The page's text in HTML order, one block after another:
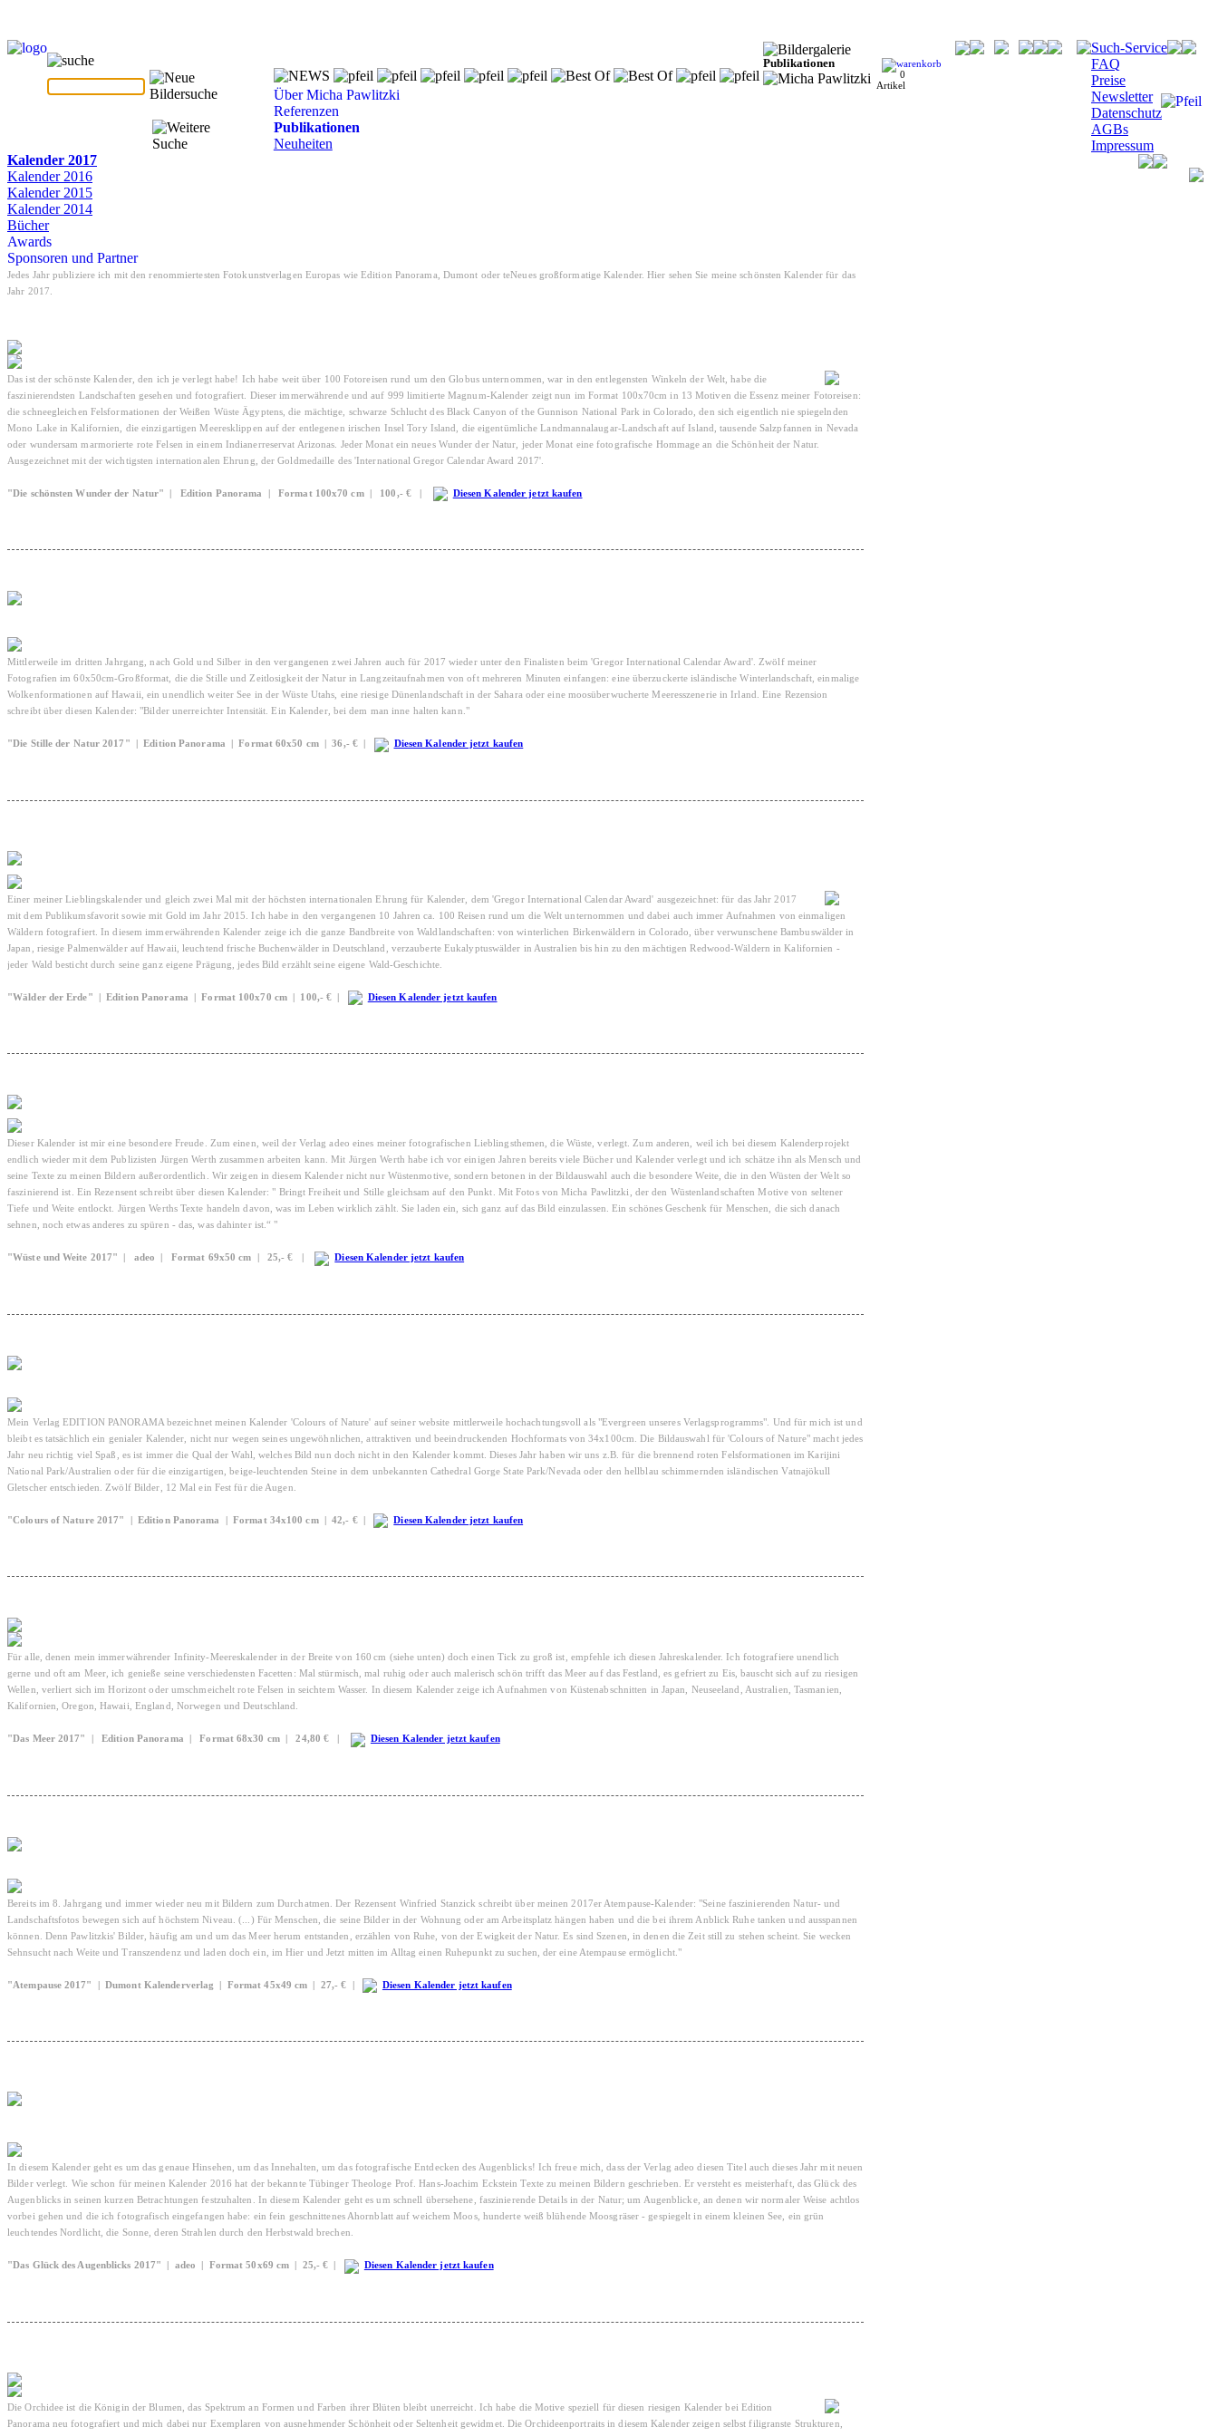
Such-Service
FAQ
Preise
Newsletter
Datenschutz
AGBs
Impressum
0
Artikel
Publikationen
Über Micha Pawlitzki
Referenzen
Publikationen
Neuheiten
Kalender 2017
Kalender 2016
Kalender 2015
Kalender 2014
Bücher
Awards
Sponsoren und Partner
Jedes Jahr publiziere ich mit den renommiertesten Fotokunstverlagen Europas wie Edition Panorama, Dumont oder teNeues großformatige Kalender. Hier sehen Sie meine schönsten Kalender für das
Jahr 2017.
Das ist der schönste Kalender, den ich je verlegt habe! Ich habe weit über 100 Fotoreisen rund um den Globus unternommen, war in den entlegensten Winkeln der Welt, habe die
faszinierendsten Landschaften gesehen und fotografiert. Dieser immerwährende und auf 999 limitierte Magnum-Kalender zeigt nun im Format 100x70cm in 13 Motiven die Essenz meiner Fotoreisen:
die schneegleichen Felsformationen der Weißen Wüste Ägyptens, die mächtige, schwarze Schlucht des Black Canyon of the Gunnison National Park in Colorado, den sich eigentlich nie spiegelnden
Mono Lake in Kalifornien, die einzigartigen Meeresklippen auf der entlegenen irischen Insel Tory Island, die eigentümliche Landmannalaugar-Landschaft auf Island, tausende Salzpfannen in Nevada
oder wundersam marmorierte rote Felsen in einem Indianerreservat Arizonas. Jeder Monat ein neues Wunder der Natur, jeder Monat eine fotografische Hommage an die Schönheit der Natur.
Ausgezeichnet mit der wichtigsten internationalen Ehrung, der Goldmedaille des 'International Gregor Calendar Award 2017'.
"Die schönsten Wunder der Natur" | Edition Panorama | Format 100x70 cm | 100,- € | Diesen Kalender jetzt kaufen
Mittlerweile im dritten Jahrgang, nach Gold und Silber in den vergangenen zwei Jahren auch für 2017 wieder unter den Finalisten beim 'Gregor International Calendar Award'. Zwölf meiner
Fotografien im 60x50cm-Großformat, die die Stille und Zeitlosigkeit der Natur in Langzeitaufnahmen von oft mehreren Minuten einfangen: eine überzuckerte isländische Winterlandschaft, einmalige
Wolkenformationen auf Hawaii, ein unendlich weiter See in der Wüste Utahs, eine riesige Dünenlandschaft in der Sahara oder eine moosüberwucherte Meeresszenerie in Irland. Eine Rezension
schreibt über diesen Kalender: "Bilder unerreichter Intensität. Ein Kalender, bei dem man inne halten kann."
"Die Stille der Natur 2017" | Edition Panorama | Format 60x50 cm | 36,- € | Diesen Kalender jetzt kaufen
Einer meiner Lieblingskalender und gleich zwei Mal mit der höchsten internationalen Ehrung für Kalender, dem 'Gregor International Calendar Award' ausgezeichnet: für das Jahr 2017
mit dem Publikumsfavorit sowie mit Gold im Jahr 2015. Ich habe in den vergangenen 10 Jahren ca. 100 Reisen rund um die Welt unternommen und dabei auch immer Aufnahmen von einmaligen
Wäldern fotografiert. In diesem immerwährenden Kalender zeige ich die ganze Bandbreite von Waldlandschaften: von winterlichen Birkenwäldern in Colorado, über verwunschene Bambuswälder in
Japan, riesige Palmenwälder auf Hawaii, leuchtend frische Buchenwälder in Deutschland, verzauberte Eukalyptuswälder in Australien bis hin zu den mächtigen Redwood-Wäldern in Kalifornien -
jeder Wald besticht durch seine ganz eigene Prägung, jedes Bild erzählt seine eigene Wald-Geschichte.
"Wälder der Erde" | Edition Panorama | Format 100x70 cm | 100,- € | Diesen Kalender jetzt kaufen
Dieser Kalender ist mir eine besondere Freude. Zum einen, weil der Verlag adeo eines meiner fotografischen Lieblingsthemen, die Wüste, verlegt. Zum anderen, weil ich bei diesem Kalenderprojekt
endlich wieder mit dem Publizisten Jürgen Werth zusammen arbeiten kann. Mit Jürgen Werth habe ich vor einigen Jahren bereits viele Bücher und Kalender verlegt und ich schätze ihn als Mensch und
seine Texte zu meinen Bildern außerordentlich. Wir zeigen in diesem Kalender nicht nur Wüstenmotive, sondern betonen in der Bildauswahl auch die besondere Weite, die in den Wüsten der Welt so
faszinierend ist. Ein Rezensent schreibt über diesen Kalender: " Bringt Freiheit und Stille gleichsam auf den Punkt. Mit Fotos von Micha Pawlitzki, der den Wüstenlandschaften Motive von seltener
Tiefe und Weite entlockt. Jürgen Werths Texte handeln davon, was im Leben wirklich zählt. Sie laden ein, sich ganz auf das Bild einzulassen. Ein schönes Geschenk für Menschen, die sich danach
sehnen, noch etwas anderes zu spüren - das, was dahinter ist.“ "
"Wüste und Weite 2017" | adeo | Format 69x50 cm | 25,- € | Diesen Kalender jetzt kaufen
Mein Verlag EDITION PANORAMA bezeichnet meinen Kalender 'Colours of Nature' auf seiner website mittlerweile hochachtungsvoll als "Evergreen unseres Verlagsprogramms". Und für mich ist und
bleibt es tatsächlich ein genialer Kalender, nicht nur wegen seines ungewöhnlichen, attraktiven und beeindruckenden Hochformats von 34x100cm. Die Bildauswahl für 'Colours of Nature" macht jedes
Jahr neu richtig viel Spaß, es ist immer die Qual der Wahl, welches Bild nun doch nicht in den Kalender kommt. Dieses Jahr haben wir uns z.B. für die brennend roten Felsformationen im Karijini
National Park/Australien oder für die einzigartigen, beige-leuchtenden Steine in dem unbekannten Cathedral Gorge State Park/Nevada oder den hellblau schimmernden isländischen Vatnajökull
Gletscher entschieden. Zwölf Bilder, 12 Mal ein Fest für die Augen.
"Colours of Nature 2017" | Edition Panorama | Format 34x100 cm | 42,- € | Diesen Kalender jetzt kaufen
Für alle, denen mein immerwährender Infinity-Meereskalender in der Breite von 160 cm (siehe unten) doch einen Tick zu groß ist, empfehle ich diesen Jahreskalender. Ich fotografiere unendlich
gerne und oft am Meer, ich genieße seine verschiedensten Facetten: Mal stürmisch, mal ruhig oder auch malerisch schön trifft das Meer auf das Festland, es gefriert zu Eis, bauscht sich auf zu riesigen
Wellen, verliert sich im Horizont oder umschmeichelt rote Felsen in seichtem Wasser. In diesem Kalender zeige ich Aufnahmen von Küstenabschnitten in Japan, Neuseeland, Australien, Tasmanien,
Kalifornien, Oregon, Hawaii, England, Norwegen und Deutschland.
"Das Meer 2017" | Edition Panorama | Format 68x30 cm | 24,80 € | Diesen Kalender jetzt kaufen
Bereits im 8. Jahrgang und immer wieder neu mit Bildern zum Durchatmen. Der Rezensent Winfried Stanzick schreibt über meinen 2017er Atempause-Kalender: "Seine faszinierenden Natur- und
Landschaftsfotos bewegen sich auf höchstem Niveau. (...) Für Menschen, die seine Bilder in der Wohnung oder am Arbeitsplatz hängen haben und die bei ihrem Anblick Ruhe tanken und ausspannen
können. Denn Pawlitzkis' Bilder, häufig am und um das Meer herum entstanden, erzählen von Ruhe, von der Ewigkeit der Natur. Es sind Szenen, in denen die Zeit still zu stehen scheint. Sie wecken
Sehnsucht nach Weite und Transzendenz und laden doch ein, im Hier und Jetzt mitten im Alltag einen Ruhepunkt zu suchen, der eine Atempause ermöglicht."
"Atempause 2017" | Dumont Kalenderverlag | Format 45x49 cm | 27,- € | Diesen Kalender jetzt kaufen
In diesem Kalender geht es um das genaue Hinsehen, um das Innehalten, um das fotografische Entdecken des Augenblicks! Ich freue mich, dass der Verlag adeo diesen Titel auch dieses Jahr mit neuen
Bilder verlegt. Wie schon für meinen Kalender 2016 hat der bekannte Tübinger Theologe Prof. Hans-Joachim Eckstein Texte zu meinen Bildern geschrieben. Er versteht es meisterhaft, das Glück des
Augenblicks in seinen kurzen Betrachtungen festzuhalten. In diesem Kalender geht es um schnell übersehene, faszinierende Details in der Natur; um Augenblicke, an denen wir normaler Weise achtlos
vorbei gehen und die ich fotografisch eingefangen habe: ein fein geschnittenes Ahornblatt auf weichem Moos, hunderte weiß blühende Moosgräser - gespiegelt in einem kleinen See, ein grün
leuchtendes Nordlicht, die Sonne, deren Strahlen durch den Herbstwald brechen.
"Das Glück des Augenblicks 2017" | adeo | Format 50x69 cm | 25,- € | Diesen Kalender jetzt kaufen
Die Orchidee ist die Königin der Blumen, das Spektrum an Formen und Farben ihrer Blüten bleibt unerreicht. Ich habe die Motive speziell für diesen riesigen Kalender bei Edition
Panorama neu fotografiert und mich dabei nur Exemplaren von ausnehmender Schönheit oder Seltenheit gewidmet. Die Orchideenportraits in diesem Kalender zeigen selbst filigranste Strukturen,